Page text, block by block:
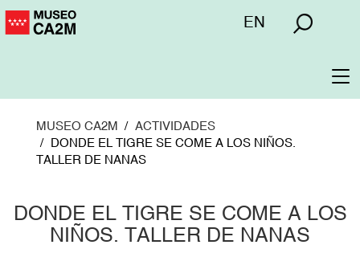
Pasar
Menú
EN
MUSEO CA2M
ACTIVIDADES
DONDE EL TIGRE SE COME A LOS NIÑOS.
TALLER DE NANAS
DONDE EL TIGRE SE COME A LOS
NIÑOS. TALLER DE NANAS